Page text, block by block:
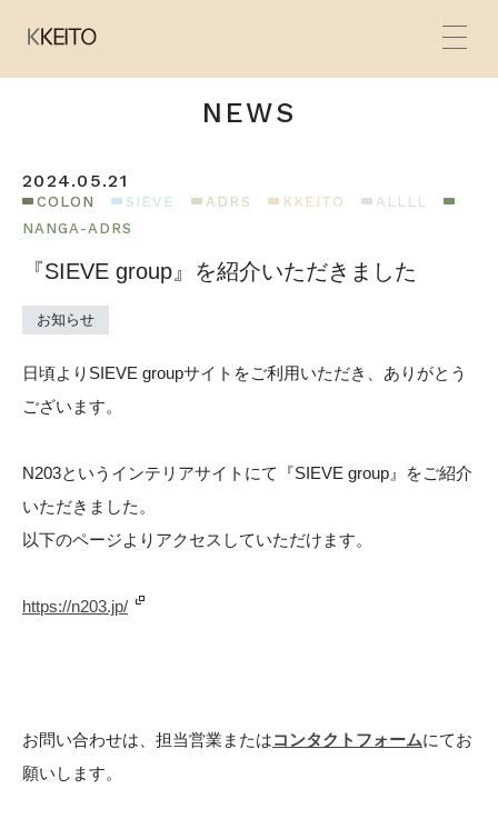
HOME
CONTACT
NEWS
2024.05.21
COLON SIEVE ADRS KKEITO
ALLLL
NANGA-ADRS
『SIEVE group』を紹介いただきました
お知らせ
日頃よりSIEVE groupサイトをご利用いただき、ありがとう
ございます。
N203というインテリアサイトにて『SIEVE group』をご紹介
いただきました。
以下のページよりアクセスしていただけます。
https://n203.jp/
お問い合わせは、担当営業またはコンタクトフォームにてお
願いします。